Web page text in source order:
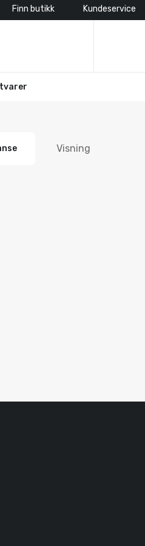
Finn butikk Kundeservice
Visning